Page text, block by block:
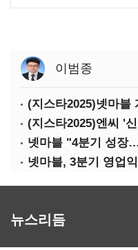
이범종
넷마블 "4분기 성장
넷마블, 3분기 영업
뉴스리듬